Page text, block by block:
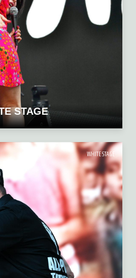
STAGE
WHITE STAGE